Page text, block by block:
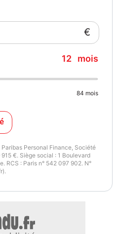
€
12 mois
84 mois
Personal Finance, Société
€. Siège social : 1 Boulevard
RCS : Paris n° 542 097 902. N°